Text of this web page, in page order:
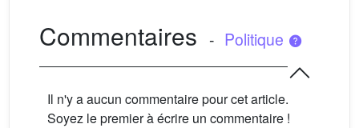
Commentaires - Politique
Il n'y a aucun commentaire pour cet article.
Soyez le premier à écrire un commentaire !